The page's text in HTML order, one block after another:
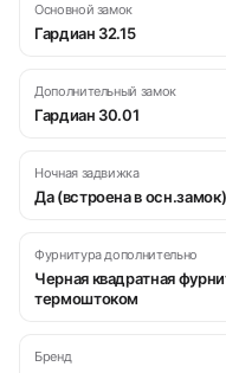
Основной замок
Гардиан 32.15
Дополнительный замок
Гардиан 30.01
Ночная задвижка
Да (встроена в осн.замок)
Фурнитура дополнительно
Черная квадратная
термоштоком
Бренд